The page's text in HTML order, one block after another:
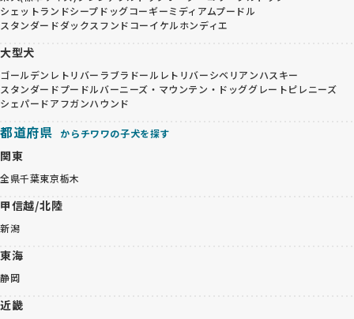
シェットランドシープドッグコーギーミディアムプードル
スタンダードダックスフンドコーイケルホンディエ
大型犬
ゴールデンレトリバー ラブラドールレトリバーシベリアンハスキー
スタンダードプードルバーニーズ・マウンテン・ドッググレートピレニーズ
シェパードアフガンハウンド
都道府県 からチワワの子犬を探す
関東
全県千葉東京栃木
甲信越/北陸
新潟
東海
静岡
近畿